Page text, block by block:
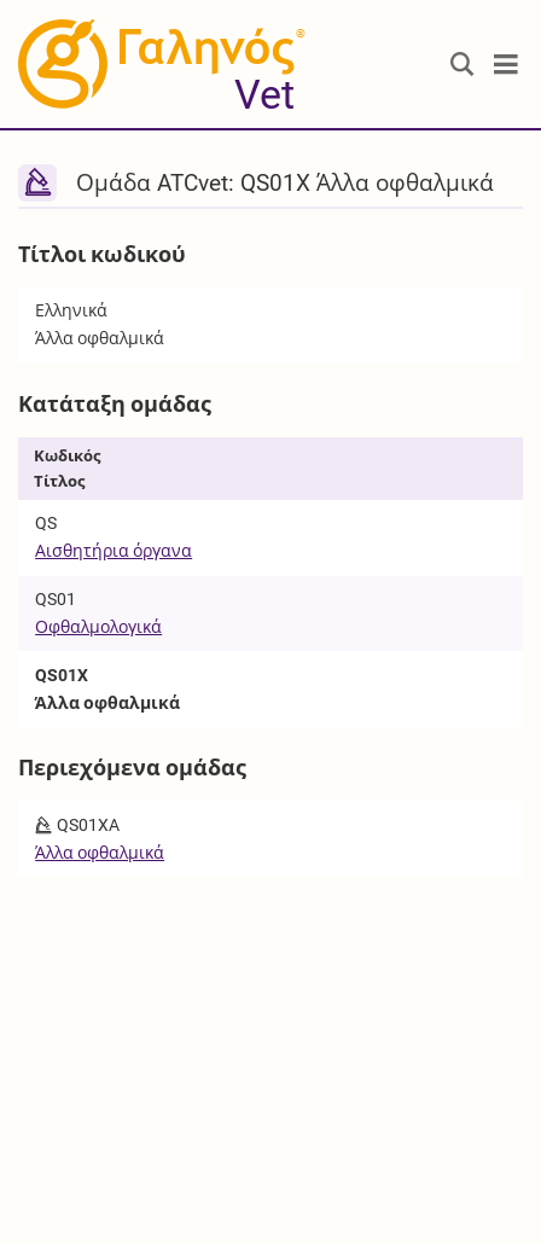
®
Vet
Ομάδα ATCvet: QS01X Άλλα οφθαλμικά
Τίτλοι κωδικού
Ελληνικά
Άλλα οφθαλμικά
Κατάταξη ομάδας
Κωδικός
Τίτλος
QS
Αισθητήρια όργανα
QS01
Οφθαλμολογικά
QS01X
Άλλα οφθαλμικά
Περιεχόμενα ομάδας
QS01XA
Άλλα οφθαλμικά